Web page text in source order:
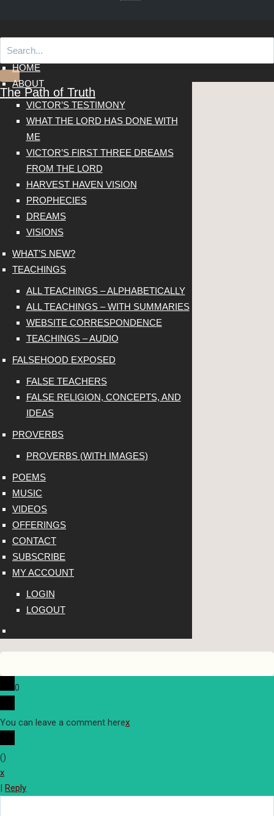
The Path of Truth
HOME
ABOUT
VICTOR’S TESTIMONY
WHAT THE LORD HAS DONE WITH
ME
VICTOR’S FIRST THREE DREAMS
FROM THE LORD
HARVEST HAVEN VISION
PROPHECIES
DREAMS
VISIONS
WHAT’S NEW?
TEACHINGS
ALL TEACHINGS – ALPHABETICALLY
ALL TEACHINGS – WITH SUMMARIES
WEBSITE CORRESPONDENCE
TEACHINGS – AUDIO
FALSEHOOD EXPOSED
FALSE TEACHERS
FALSE RELIGION, CONCEPTS, AND
IDEAS
PROVERBS
PROVERBS (WITH IMAGES)
POEMS
MUSIC
VIDEOS
OFFERINGS
CONTACT
SUBSCRIBE
MY ACCOUNT
LOGIN
LOGOUT
0
You can leave a comment herex
()
x
Reply